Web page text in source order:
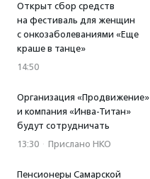
Открыт сбор средств
на фестиваль для женщин
с онкозаболеваниями «Еще
краше в танце»
14:50
Организация «Продвижение»
и компания «Инва-Титан»
будут сотрудничать
13:30 · Прислано НКО
Пенсионеры Самарской